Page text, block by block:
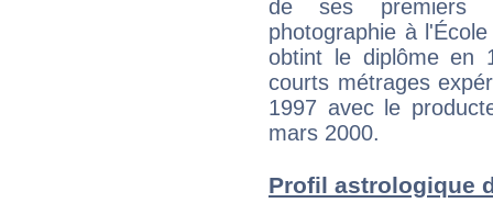
de ses premiers
photographie à
obtint le diplôme en
courts métrages
1997 avec le
mars 2000.
Profil astrologique